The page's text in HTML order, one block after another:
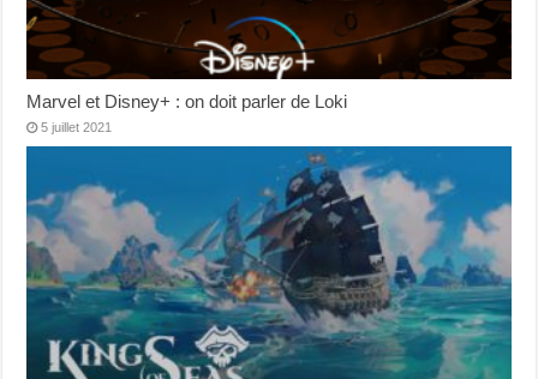
Marvel et Disney+ : on doit parler de Loki
5 juillet 2021